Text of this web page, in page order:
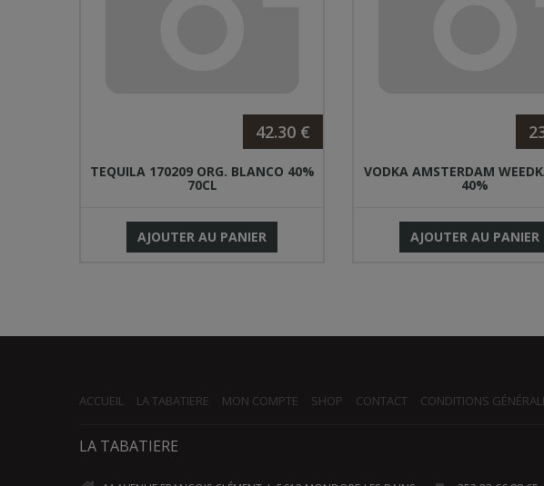
42.30 €
TEQUILA 170209 ORG. BLANCO 40%
70CL
AJOUTER AU PANIER
VODKA AMSTERDAM
40%
AJOUTER AU PANIER
ACCUEIL LA TABATIERE MON COMPTE SHOP CONTACT CONDITIONS
LA TABATIERE